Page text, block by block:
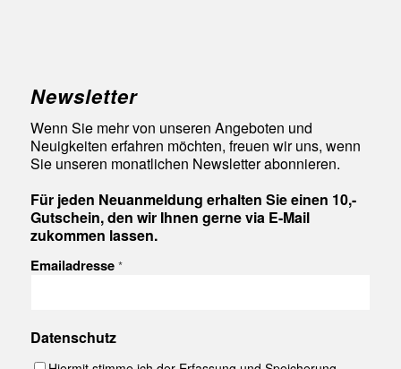
Newsletter
Wenn Sie mehr von unseren Angeboten und
Neuigkeiten erfahren möchten, freuen wir uns, wenn
Sie unseren monatlichen Newsletter abonnieren.
Für jeden Neuanmeldung erhalten Sie einen 10,-
Gutschein, den wir Ihnen gerne via E-Mail
zukommen lassen.
Emailadresse *
Datenschutz